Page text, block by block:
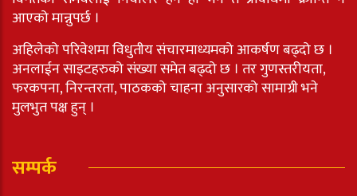
आएको मान्नुपर्छ ।
अहिलेको परिवेशमा विधुतीय संचारमाध्यमको आकर्षण बढ्दो छ ।
अनलाईन साइटहरुको संख्या समेत बढ्दो छ । तर गुणस्तरीयता,
फरकपना, निरन्तरता, पाठकको चाहना अनुसारको सामाग्री भने
मुलभुत पक्ष हुन् ।
सम्पर्क